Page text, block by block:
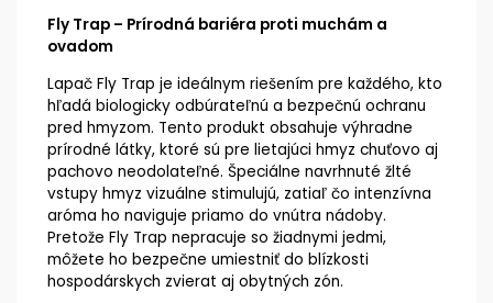
Fly Trap – Prírodná bariéra proti muchám a
ovadom
Lapač Fly Trap je ideálnym riešením pre každého, kto
hľadá biologicky odbúrateľnú a bezpečnú ochranu
pred hmyzom. Tento produkt obsahuje výhradne
prírodné látky, ktoré sú pre lietajúci hmyz chuťovo aj
pachovo neodolateľné. Špeciálne navrhnuté žlté
vstupy hmyz vizuálne stimulujú, zatiaľ čo intenzívna
aróma ho naviguje priamo do vnútra nádoby.
Pretože Fly Trap nepracuje so žiadnymi jedmi,
môžete ho bezpečne umiestniť do blízkosti
hospodárskych zvierat aj obytných zón.